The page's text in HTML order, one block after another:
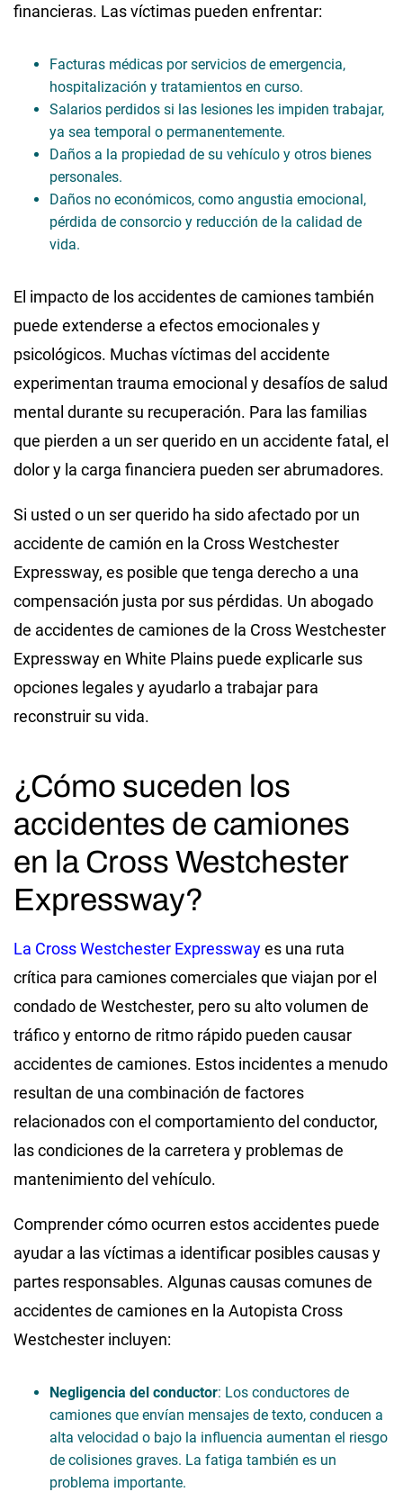
financieras. Las víctimas pueden enfrentar:
Facturas médicas por servicios de emergencia,
hospitalización y tratamientos en curso.
Salarios perdidos si las lesiones les impiden trabajar,
ya sea temporal o permanentemente.
Daños a la propiedad de su vehículo y otros bienes
personales.
Daños no económicos, como angustia emocional,
pérdida de consorcio y reducción de la calidad de
vida.
El impacto de los accidentes de camiones también
puede extenderse a efectos emocionales y
psicológicos. Muchas víctimas del accidente
experimentan trauma emocional y desafíos de salud
mental durante su recuperación. Para las familias
que pierden a un ser querido en un accidente fatal, el
dolor y la carga financiera pueden ser abrumadores.
Si usted o un ser querido ha sido afectado por un
accidente de camión en la Cross Westchester
Expressway, es posible que tenga derecho a una
compensación justa por sus pérdidas. Un abogado
de accidentes de camiones de la Cross Westchester
Expressway en White Plains puede explicarle sus
opciones legales y ayudarlo a trabajar para
reconstruir su vida.
¿Cómo suceden los
accidentes de camiones
en la Cross Westchester
Expressway?
La Cross Westchester Expresswayes una ruta
crítica para camiones comerciales que viajan por el
condado de Westchester, pero su alto volumen de
tráfico y entorno de ritmo rápido pueden causar
accidentes de camiones. Estos incidentes a menudo
resultan de una combinación de factores
relacionados con el comportamiento del conductor,
las condiciones de la carretera y problemas de
mantenimiento del vehículo.
Comprender cómo ocurren estos accidentes puede
ayudar a las víctimas a identificar posibles causas y
partes responsables. Algunas causas comunes de
accidentes de camiones en la Autopista Cross
Westchester incluyen:
Negligencia del conductor: Los conductores de
camiones que envían mensajes de texto, conducen a
alta velocidad o bajo la influencia aumentan el riesgo
de colisiones graves. La fatiga también es un
problema importante.